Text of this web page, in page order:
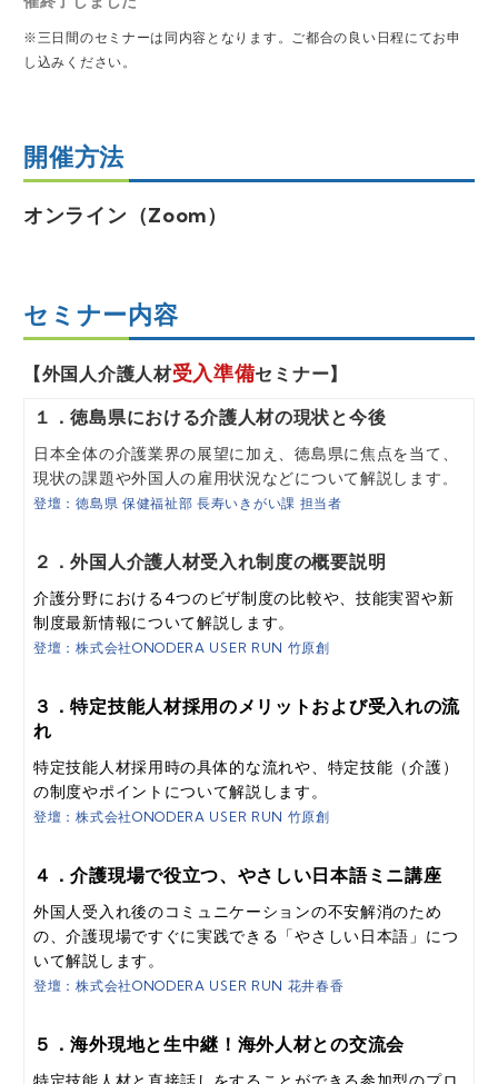
※三日間のセミナーは同内容となります。ご都合の良い日程にてお申
し込みください。
開催方法
オンライン（Zoom）
セミナー内容
【外国人介護人材受入準備セミナー】
１．徳島県における介護人材の現状と今後
日本全体の介護業界の展望に加え、徳島県に焦点を当て、
現状の課題や外国人の雇用状況などについて解説します 。
登壇：徳島県 保健福祉部 長寿いきがい課 担当者
２．外国人介護人材受入れ制度の概要説明
介護分野における4つのビザ制度の比較や、技能実習や新
制度最新情報について解説します。
登壇：株式会社ONODERA USER RUN 竹原創
３．特定技能人材採用のメリットおよび受入れの流
れ
特定技能人材採用時の具体的な流れや、特定技能（介護）
の制度やポイントについて解説します。
登壇：株式会社ONODERA USER RUN 竹原創
４．介護現場で役立つ、やさしい日本語ミニ講座
外国人受入れ後のコミュニケーションの不安解消のため
の、介護現場ですぐに実践できる「やさしい日本語」につ
いて解説します。
登壇：株式会社ONODERA USER RUN 花井春香
５．海外現地と生中継！海外人材との交流会